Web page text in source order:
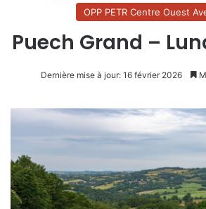
OPP PETR Centre Ouest
Puech Grand –
Dernière mise à jour: 16 février 2026